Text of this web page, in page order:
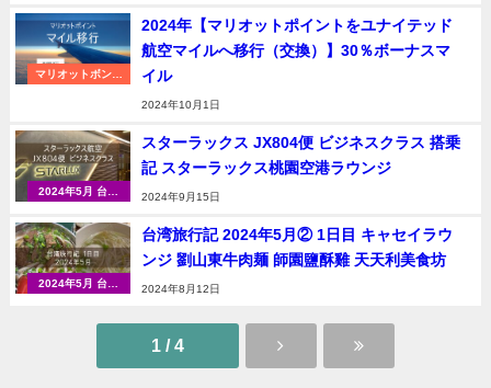
マリオットボンヴ
2024年【マリオットポイントをユナイテッド
航空マイルへ移行（交換）】30％ボーナスマ
イル
2024年10月1日
2024年5月 台湾
スターラックス JX804便 ビジネスクラス 搭乗
記 スターラックス桃園空港ラウンジ
2024年9月15日
2024年5月 台湾
台湾旅行記 2024年5月② 1日目 キャセイラウ
ンジ 劉山東牛肉麺 師園鹽酥雞 天天利美食坊
2024年8月12日
1 / 4